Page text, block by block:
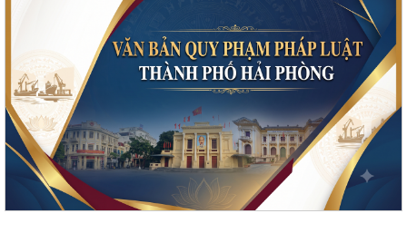
Phối hợp triển khai các hoạt động trước khi ngừng hoạt động mạng
thông tin di động công nghệ 2G
Thông báo Tuyển ứng viên điều dưỡng, nhân viên chăm sóc đi làm việc
tại Nhật Bản theo chương trình...
Thông báo tình hình sâu bệnh trên lúa Mùa, cây ăn quả và dự báo
trong thời gian tới
Tuyên truyền Chung kết Hội thi lực lượng tham gia bảo vệ an ninh, trật
tự ở cơ sở giỏi toàn quốc...